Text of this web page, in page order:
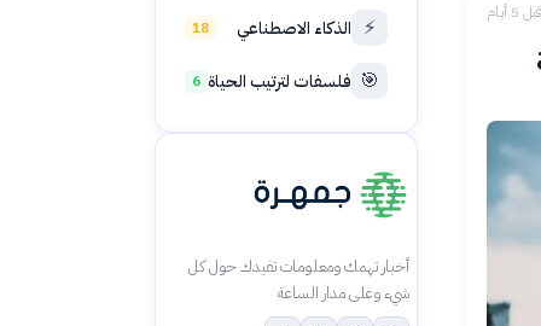
قبل 5 أيام
⚡ الذكاء الاصطناعي 18
🎯 فلسفات لترتيب الحياة 6
أخبار تهمك ومعلومات تفيدك حول كل
شيء وعلى مدار الساعة